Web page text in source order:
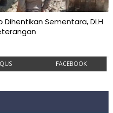
Sementara, DLH
FACEBOOK